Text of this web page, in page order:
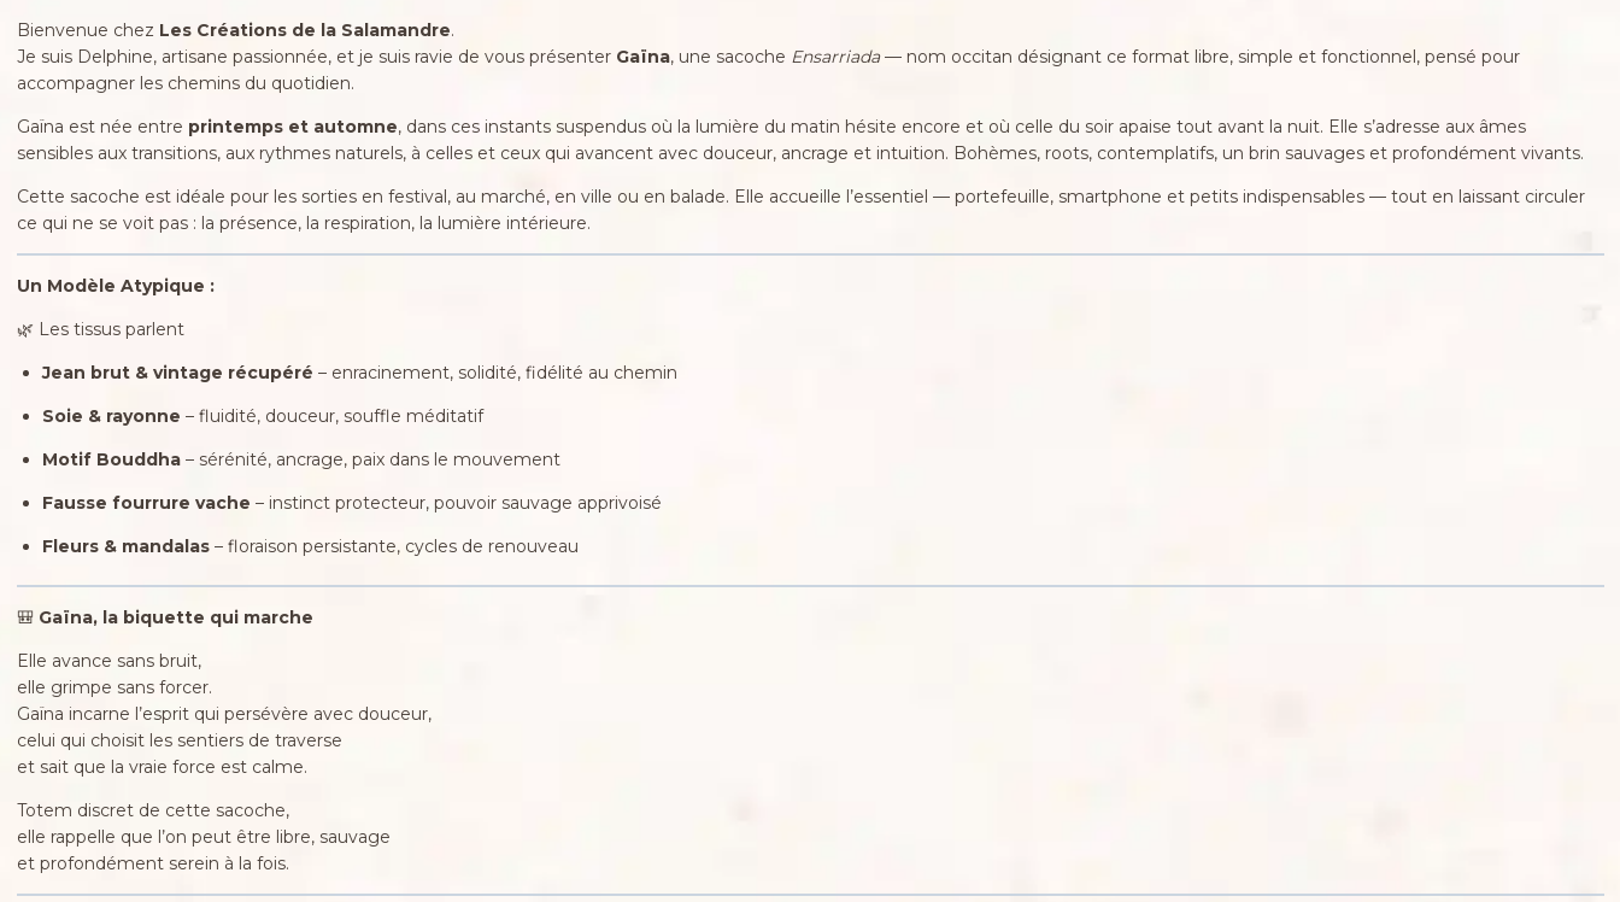
Bienvenue chez Les Créations de la Salamandre.
Je suis Delphine, artisane passionnée, et je suis ravie de vous présenter Gaïna, une sacoche Ensarriada— nom occitan désignant ce format libre, simple et fonctionnel, pensé pour
accompagner les chemins du quotidien.
Gaïna est née entre printemps et automne, dans ces instants suspendus où la lumière du matin hésite encore et où celle du soir apaise tout avant la nuit. Elle s’adresse aux âmes
sensibles aux transitions, aux rythmes naturels, à celles et ceux qui avancent avec douceur, ancrage et intuition. Bohèmes, roots, contemplatifs, un brin sauvages et profondément vivants.
Cette sacoche est idéale pour les sorties en festival, au marché, en ville ou en balade. Elle accueille l’essentiel — portefeuille, smartphone et petits indispensables — tout en laissant circuler
ce qui ne se voit pas : la présence, la respiration, la lumière intérieure.
Un Modèle Atypique :
🌿 Les tissus parlent
Jean brut & vintage récupéré – enracinement, solidité, fidélité au chemin
Soie & rayonne – fluidité, douceur, souffle méditatif
Motif Bouddha– sérénité, ancrage, paix dans le mouvement
Fausse fourrure vache – instinct protecteur, pouvoir sauvage apprivoisé
Fleurs & mandalas– floraison persistante, cycles de renouveau
🎒 Gaïna, la biquette qui marche
Elle avance sans bruit,
elle grimpe sans forcer.
Gaïna incarne l’esprit qui persévère avec douceur,
celui qui choisit les sentiers de traverse
et sait que la vraie force est calme.
Totem discret de cette sacoche,
elle rappelle que l’on peut être libre, sauvage
et profondément serein à la fois.